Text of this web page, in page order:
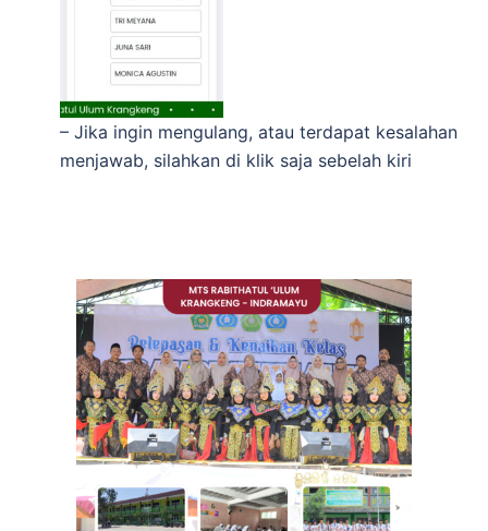
– Jika ingin mengulang, atau terdapat kesalahan
menjawab, silahkan di klik saja sebelah kiri